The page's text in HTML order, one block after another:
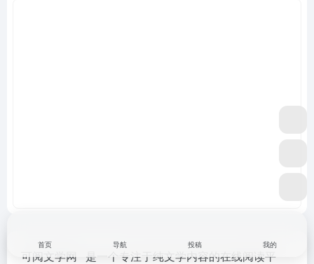
可阅文学网 是一个专注于纯文学内容的在线阅读平
首页 导航 投稿 我的